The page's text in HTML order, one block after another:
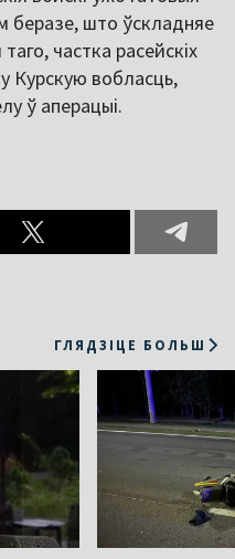
беразе, што ўскладняе
частка расейскіх
Курскую вобласць,
ў аперацыі.
ГЛЯДЗІЦЕ БОЛЬШ